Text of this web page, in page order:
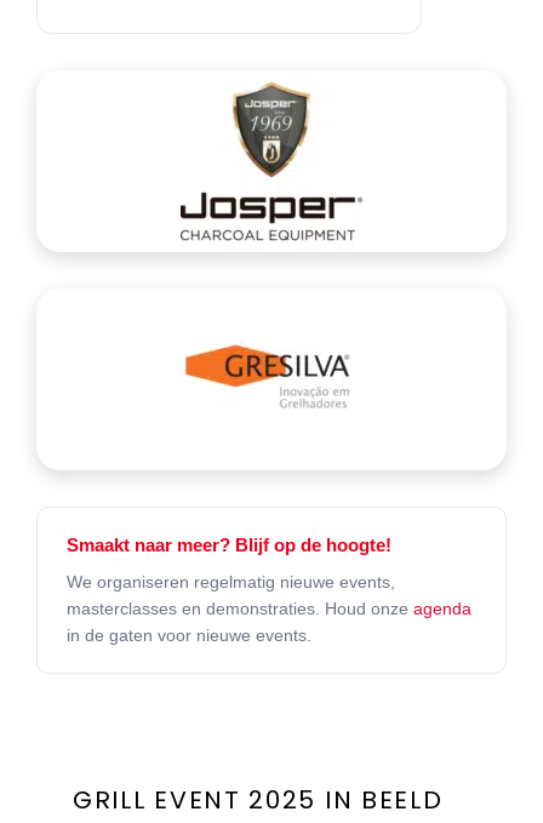
Smaakt naar meer? Blijf op de hoogte!
We organiseren regelmatig nieuwe events,
masterclasses en demonstraties. Houd onze agenda
in de gaten voor nieuwe events.
GRILL EVENT 2025 IN BEELD